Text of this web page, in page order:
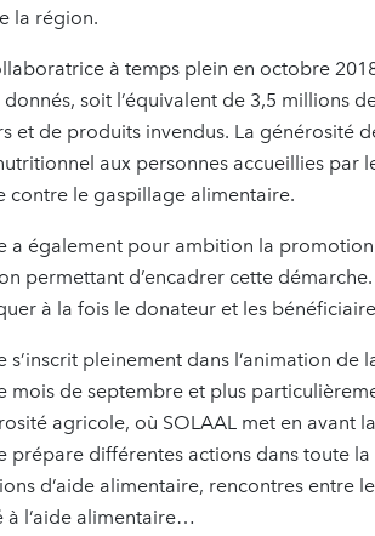
la région.
à temps plein en octobre
soit l’équivalent de 3,5 millions
et de produits invendus. La générosité
aux personnes accueillies par
contre le gaspillage alimentaire.
a également pour ambition la
permettant d’encadrer cette
à la fois le donateur et les
s’inscrit pleinement dans l’animation
de septembre et plus
agricole, où SOLAAL met en avant
prépare différentes actions dans toute
d’aide alimentaire, rencontres entre
à l’aide alimentaire…